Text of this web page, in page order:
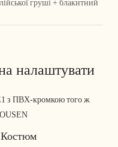
груші + блакитний
налаштувати